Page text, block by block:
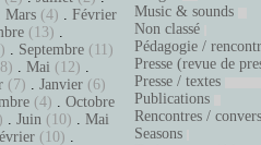
Mars (4) . Février
(13) .
. Septembre (11)
. Mai (12) .
(7) . Janvier (6)
(4) . Octobre
. Juin (10) . Mai
(10) .
Music & sounds
Non classé
Pédagogie /
Presse (revue de
Presse / textes
Publications
Rencontres /
Seasons